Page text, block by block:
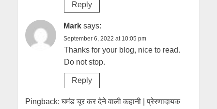
Reply
Mark says:
September 6, 2022 at 10:05 pm
Thanks for your blog, nice to read.
Do not stop.
Reply
Pingback:घमंड चूर कर देने वाली कहानी | प्रेरणादायक